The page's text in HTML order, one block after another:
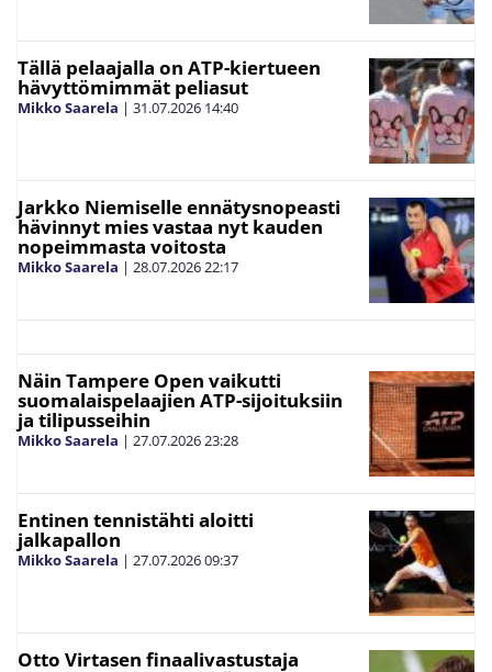
Tällä pelaajalla on ATP-kiertueen
hävyttömimmät peliasut
Mikko Saarela | 31.07.2026 14:40
Jarkko Niemiselle ennätysnopeasti
hävinnyt mies vastaa nyt kauden
nopeimmasta voitosta
Mikko Saarela | 28.07.202622:17
Näin Tampere Open vaikutti
suomalaispelaajien ATP-sijoituksiin
ja tilipusseihin
Mikko Saarela | 27.07.202623:28
Entinen tennistähti aloitti
jalkapallon
Mikko Saarela | 27.07.202609:37
Otto Virtasen finaalivastustaja